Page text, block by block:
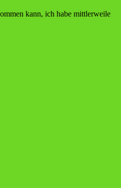
kann, ich habe mittlerweile